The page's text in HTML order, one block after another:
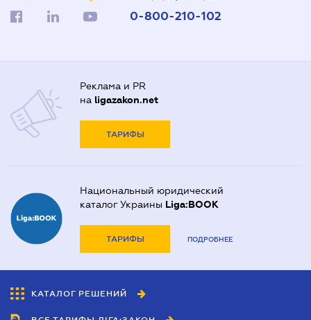
0-800-210-102
Реклама и PR
на ligazakon.net
ТАРИФЫ
Национальный юридический
каталог Украины Liga:BOOK
ТАРИФЫ ПОДРОБНЕЕ
КАТАЛОГ РЕШЕНИЙ